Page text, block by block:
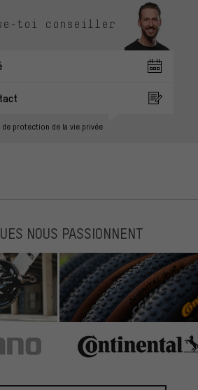
toi conseiller
protection de la vie privée
NOUS PASSIONNENT